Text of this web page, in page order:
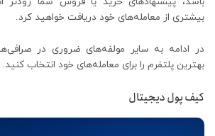
بیشتری از معامله‌های خود دریافت خواهید کرد.
در ادامه به سایر مولفه‌های ضروری در صرافی‌ها
بهترین پلتفرم را برای معامله‌های خود انتخاب کنید.
کیف پول دیجیتال